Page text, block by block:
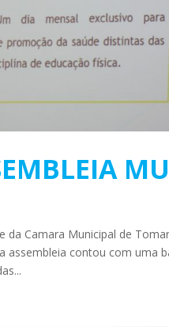
Camara Municipal de
assembleia contou com uma